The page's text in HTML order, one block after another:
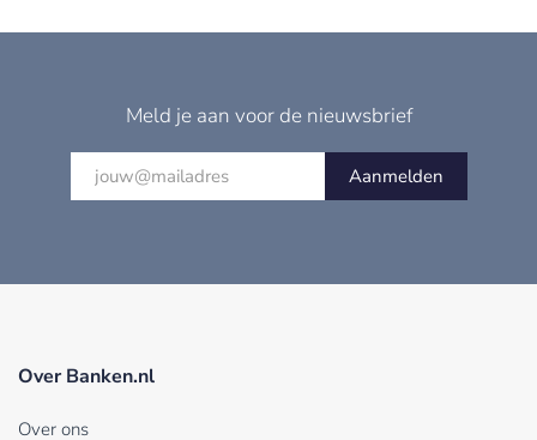
Meld je aan voor de nieuwsbrief
Aanmelden
Over Banken.nl
Over ons